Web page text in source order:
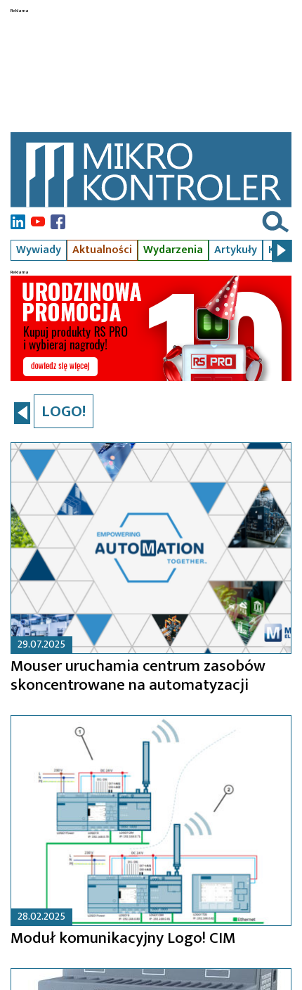
Wywiady Aktualności Wydarzenia Artykuły Kursy
LOGO!
29.07.2025
Mouser uruchamia centrum zasobów
skoncentrowane na automatyzacji
28.02.2025
Moduł komunikacyjny Logo! CIM